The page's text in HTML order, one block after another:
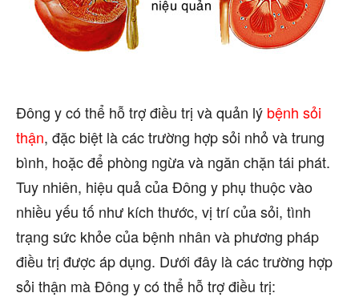
Đông y có thể hỗ trợ điều trị và quản lý bệnh sỏi
thận, đặc biệt là các trường hợp sỏi nhỏ và trung
bình, hoặc để phòng ngừa và ngăn chặn tái phát.
Tuy nhiên, hiệu quả của Đông y phụ thuộc vào
nhiều yếu tố như kích thước, vị trí của sỏi, tình
trạng sức khỏe của bệnh nhân và phương pháp
điều trị được áp dụng. Dưới đây là các trường hợp
sỏi thận mà Đông y có thể hỗ trợ điều trị: